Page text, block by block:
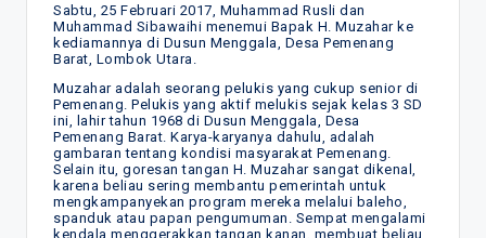
Sabtu, 25 Februari 2017, Muhammad Rusli dan
Muhammad Sibawaihi menemui Bapak H. Muzahar ke
kediamannya di Dusun Menggala, Desa Pemenang
Barat, Lombok Utara.
Muzahar adalah seorang pelukis yang cukup senior di
Pemenang. Pelukis yang aktif melukis sejak kelas 3 SD
ini, lahir tahun 1968 di Dusun Menggala, Desa
Pemenang Barat. Karya-karyanya dahulu, adalah
gambaran tentang kondisi masyarakat Pemenang.
Selain itu, goresan tangan H. Muzahar sangat dikenal,
karena beliau sering membantu pemerintah untuk
mengkampanyekan program mereka melalui baleho,
spanduk atau papan pengumuman. Sempat mengalami
kendala menggerakkan tangan kanan, membuat beliau